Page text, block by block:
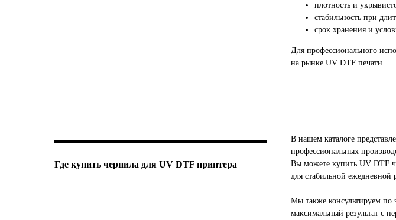
плотность и
стабильность при
срок хранения и
Для профессионального
на рынке UV DTF печати.
Где купить чернила для UV DTF принтера
В нашем каталоге
профессиональных
Вы можете купить UV DTF
для стабильной ежедневной
Мы также консультируем по
максимальный результат с